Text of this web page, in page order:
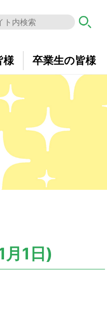
様 卒業生の皆様
1日)